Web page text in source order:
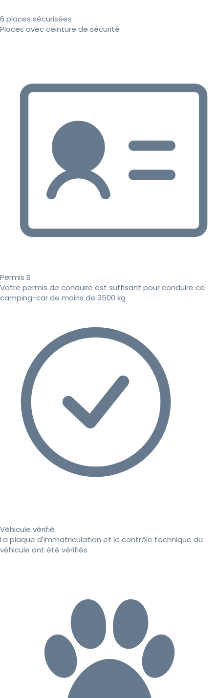
6 places sécurisées
Places avec ceinture de sécurité
Permis B
Votre permis de conduire est suffisant pour conduire ce
camping-car de moins de 3500 kg
Véhicule vérifié
La plaque d'immatriculation et le contrôle technique du
véhicule ont été vérifiés